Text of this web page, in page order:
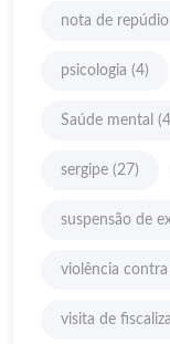
nota de repúdio
psicologia (4)
Saúde mental
sergipe (27)
suspensão de
violência
visita de